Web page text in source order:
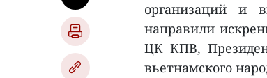
организаций и
направили
ЦК КПВ,
вьетнамского